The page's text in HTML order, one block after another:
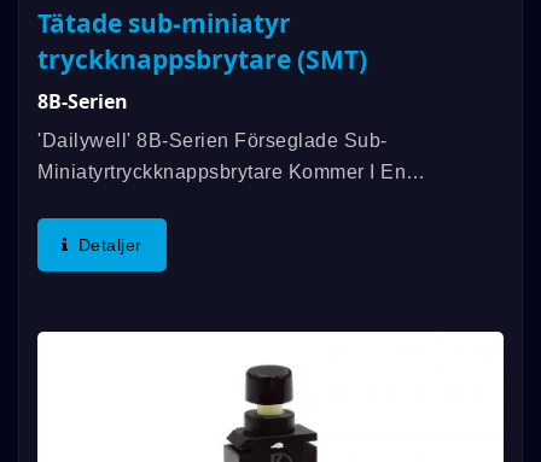
Tätade sub-miniatyr
tryckknappsbrytare (SMT)
8B-Serien
'Dailywell' 8B-Serien Förseglade Sub-
Miniatyrtryckknappsbrytare Kommer I En
Förpackning. SPST Eller SPDT-Funktion Med
Guld- Eller Silverkontakter Och Uppfyller IP67-
Detaljer